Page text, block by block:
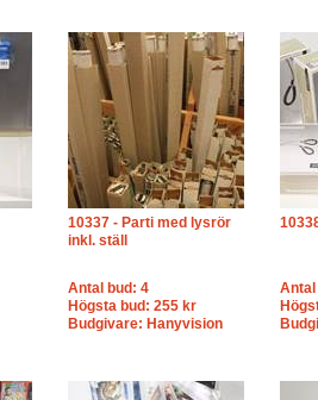
10337 - Parti med lysrör
inkl. ställ
Antal bud: 4
Högsta bud: 255 kr
Budgivare: Hanyvision
Antal